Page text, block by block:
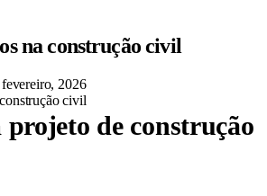
na construção civil
2026
projeto de construção